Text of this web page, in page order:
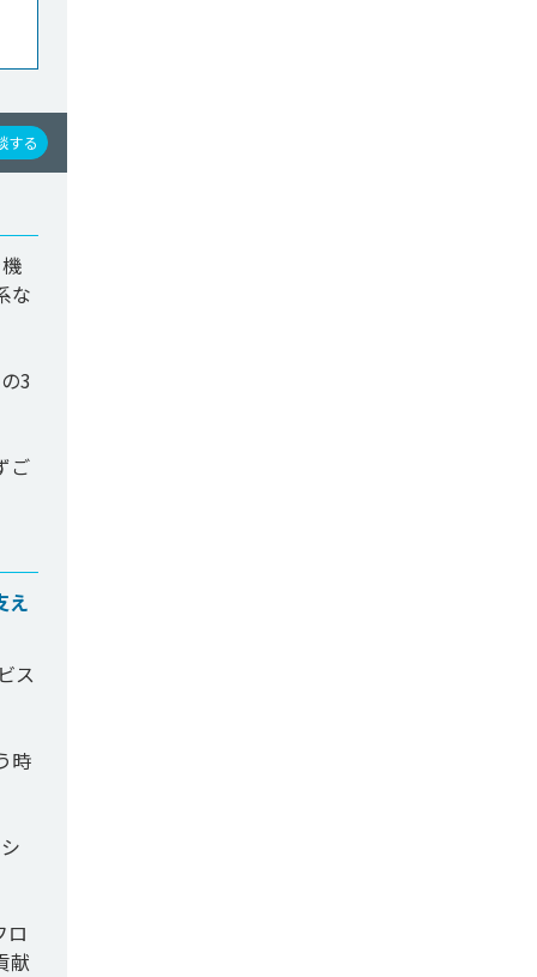
する
な
3
ご
え
ス
時
ロ
献